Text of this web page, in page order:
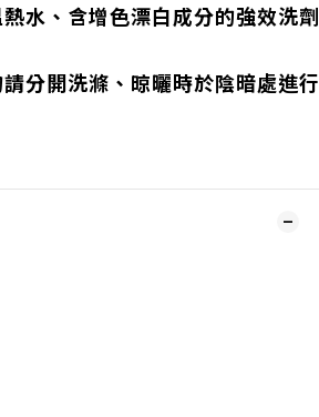
水、含增色漂白成分的強效洗劑
分開洗滌、晾曬時於陰暗處進行